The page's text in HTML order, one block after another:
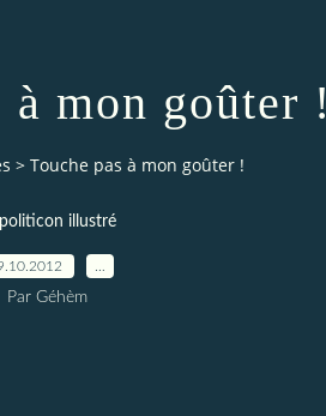
à mon goûter !
> Touche pas à mon goûter !
illustré
Par Géhèm